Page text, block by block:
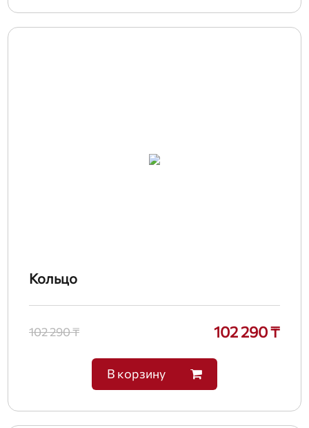
Кольцо
102 290 ₸ 102 290 ₸
В корзину